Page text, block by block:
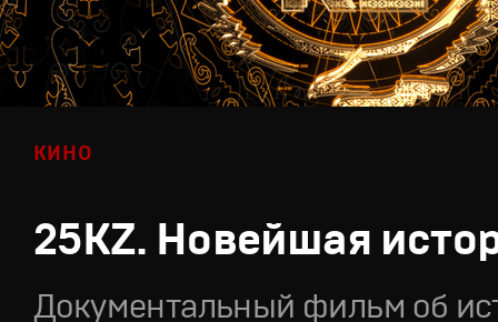
КИНО
25KZ. Новейшая
Документальный фильм об